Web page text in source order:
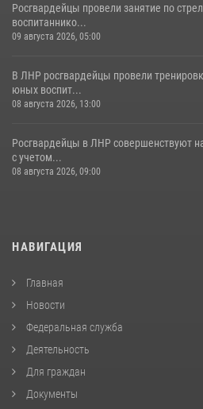
Росгвардейцы провели занятие по
воспитаннико...
09 августа 2026, 05:00
В ЛНР росгвардейцы провели
юных воспит...
08 августа 2026, 13:00
Росгвардейцы в ЛНР совершенствуют
с учетом...
08 августа 2026, 09:00
НАВИГАЦИЯ
Главная
Новости
Федеральная служба
Деятельность
Для граждан
Документы